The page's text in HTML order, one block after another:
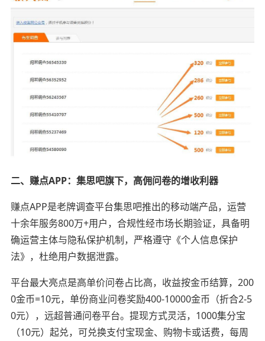
二、赚点APP：集思吧旗下，高佣问卷的增收利器
赚点APP是老牌调查平台集思吧推出的移动端产品，运营
十余年服务800万+用户，合规性经市场长期验证，具备明
确运营主体与隐私保护机制，严格遵守《个人信息保护
法》，杜绝用户数据泄露。
平台最大亮点是高单价问卷占比高，收益按金币结算，200
0金币=10元，单份商业问卷奖励400-10000金币（折合2-5
0元），远超普通问卷平台。提现方式灵活，1000集分宝
（10元）起兑，可兑换支付宝现金、购物卡或话费，每周